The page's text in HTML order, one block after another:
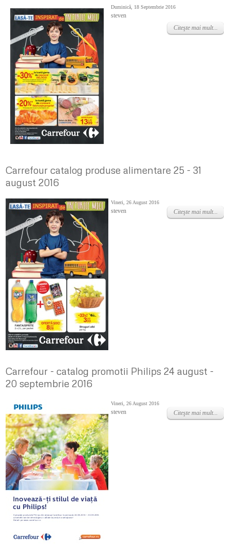
Duminică, 18 Septembrie 2016
steven
Citeşte mai mult...
Carrefour catalog produse alimentare 25 - 31
august 2016
Vineri, 26 August 2016
steven Citeşte mai mult...
Carrefour - catalog promotii Philips 24 august -
20 septembrie 2016
Vineri, 26 August 2016
steven Citeşte mai mult...